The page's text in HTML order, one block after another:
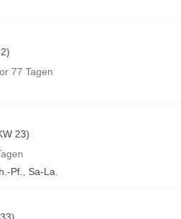
77 Tagen
23)
Pf., Sa-La.